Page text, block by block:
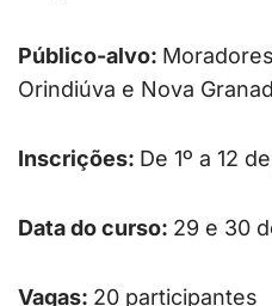
Público-alvo:
Orindiúva e Nova
Inscrições: De 1º a 12
Data do curso: 29 e 30
Vagas: 20 participantes